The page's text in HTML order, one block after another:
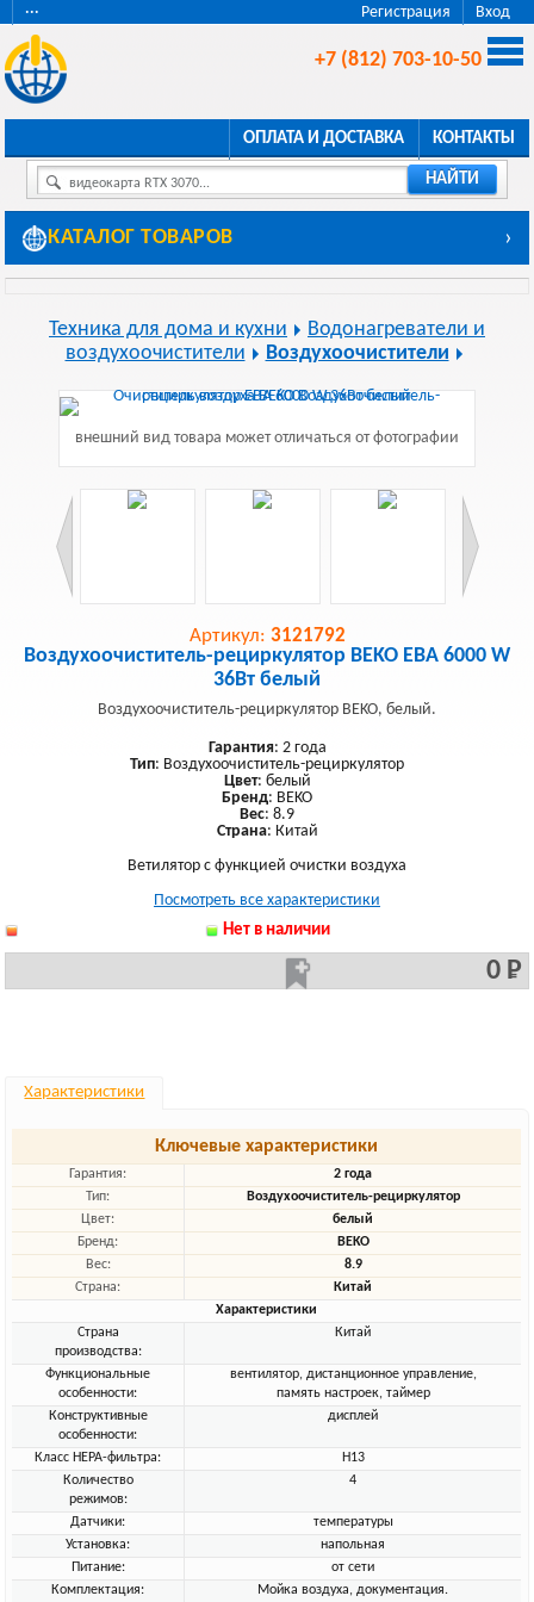
Регистрация Вход
···
+7 (812) 703-10-50
ОПЛАТА И ДОСТАВКА КОНТАКТЫ
видеокарта RTX 3070... НАЙТИ
КАТАЛОГ ТОВАРОВ ›
Техника для дома и кухни
Водонагреватели и
воздухоочистители
Воздухоочистители
внешний вид товара может отличаться от фотографии
Артикул: 3121792
Воздухоочиститель-рециркулятор BEKO EBA 6000 W
36Вт белый
Воздухоочиститель-рециркулятор BEKO, белый.
Гарантия: 2 года
Тип: Воздухоочиститель-рециркулятор
Цвет: белый
Бренд: BEKO
Вес: 8.9
Страна: Китай
Ветилятор с функцией очистки воздуха
Посмотреть все характеристики
Нет в наличии
0 Р
Характеристики
Ключевые характеристики
Гарантия:
2 года
Тип:
Воздухоочиститель-рециркулятор
Цвет:
белый
Бренд:
BEKO
Вес:
8.9
Страна:
Китай
Характеристики
Страна
производства:
Китай
Функциональные
особенности:
вентилятор, дистанционное управление,
память настроек, таймер
Конструктивные
особенности:
дисплей
Класс HEPA-фильтра:
H13
Количество
режимов:
4
Датчики:
температуры
Установка:
напольная
Питание:
от сети
Комплектация:
Мойка воздуха, документация.